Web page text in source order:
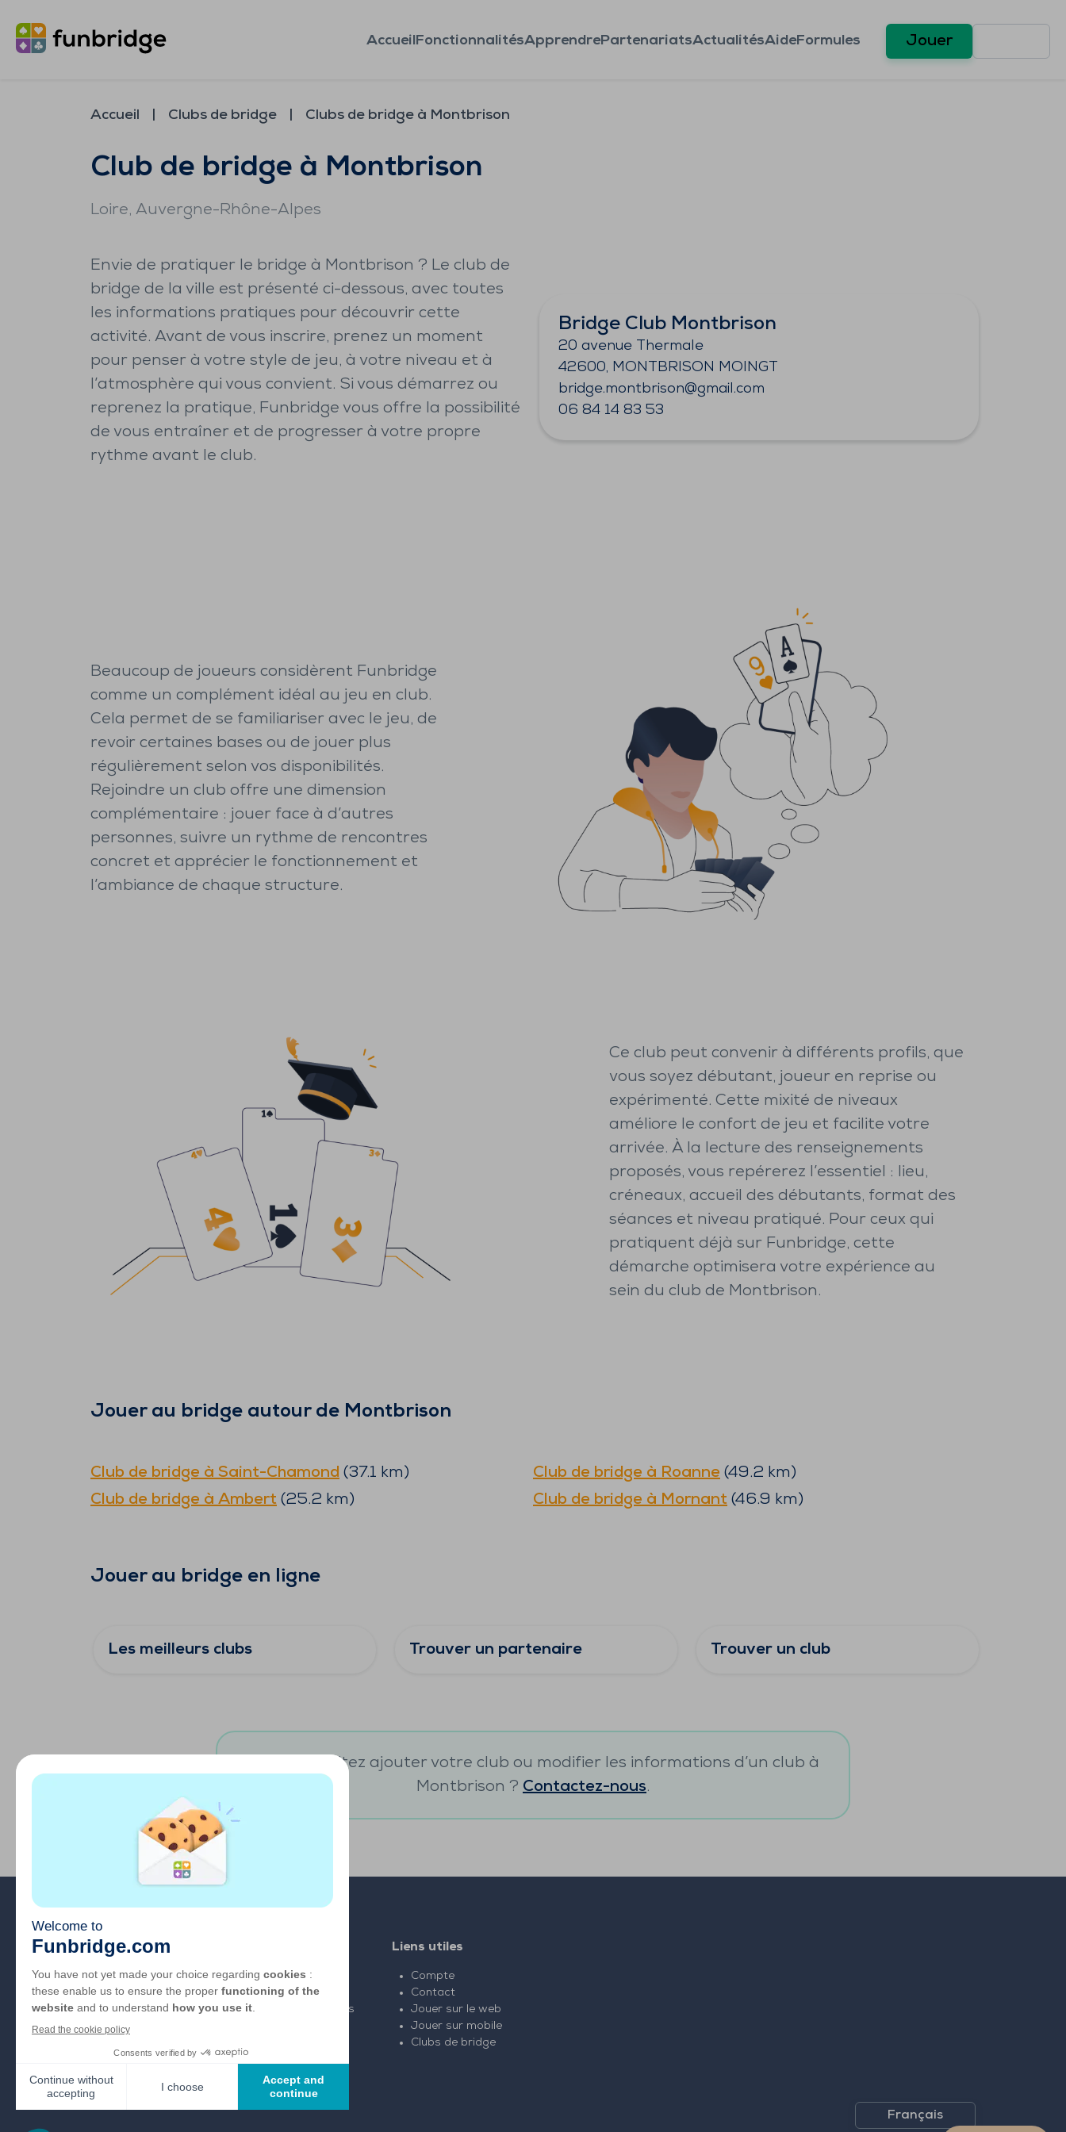
AccueilFonctionnalitésApprendrePartenariatsActualitésAideFormules Jouer
Accueil Clubs de bridge Clubs de bridge à Montbrison
Club de bridge à Montbrison
Loire, Auvergne-Rhône-Alpes
Envie de pratiquer le bridge à Montbrison ? Le club de
bridge de la ville est présenté ci-dessous, avec toutes
les informations pratiques pour découvrir cette
activité. Avant de vous inscrire, prenez un moment
pour penser à votre style de jeu, à votre niveau et à
l’atmosphère qui vous convient. Si vous démarrez ou
reprenez la pratique, Funbridge vous offre la possibilité
de vous entraîner et de progresser à votre propre
rythme avant le club.
Bridge Club Montbrison
20 avenue Thermale
42600, MONTBRISON MOINGT
bridge.montbrison@gmail.com
06 84 14 83 53
Beaucoup de joueurs considèrent Funbridge
comme un complément idéal au jeu en club.
Cela permet de se familiariser avec le jeu, de
revoir certaines bases ou de jouer plus
régulièrement selon vos disponibilités.
Rejoindre un club offre une dimension
complémentaire : jouer face à d’autres
personnes, suivre un rythme de rencontres
concret et apprécier le fonctionnement et
l’ambiance de chaque structure.
Ce club peut convenir à différents profils, que
vous soyez débutant, joueur en reprise ou
expérimenté. Cette mixité de niveaux
améliore le confort de jeu et facilite votre
arrivée. À la lecture des renseignements
proposés, vous repérerez l’essentiel : lieu,
créneaux, accueil des débutants, format des
séances et niveau pratiqué. Pour ceux qui
pratiquent déjà sur Funbridge, cette
démarche optimisera votre expérience au
sein du club de Montbrison.
Jouer au bridge autour de Montbrison
Club de bridge à Saint-Chamond (37.1 km) Club de bridge à Roanne (49.2 km)
Club de bridge à Ambert (25.2 km) Club de bridge à Mornant (46.9 km)
Jouer au bridge en ligne
Les meilleurs clubs Trouver un partenaire Trouver un club
Vous souhaitez ajouter votre club ou modifier les informations d’un club à
Montbrison ? Contactez-nous.
FAQ
Emploi
Liens partenaires
Liens utiles
Compte
Contact
Jouer sur le web
Jouer sur mobile
Clubs de bridge
Français